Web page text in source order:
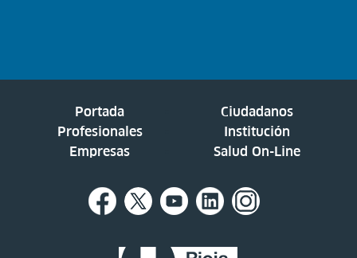
Portada
Ciudadanos
Profesionales
Institución
Empresas
Salud On-Line